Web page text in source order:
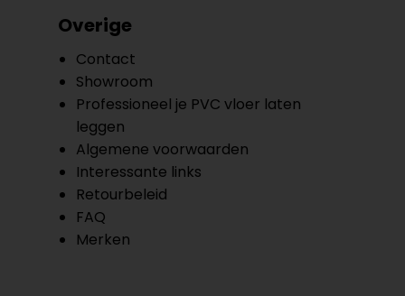
Overige
Contact
Showroom
Professioneel je PVC vloer laten
leggen
Algemene voorwaarden
Interessante links
Retourbeleid
FAQ
Merken